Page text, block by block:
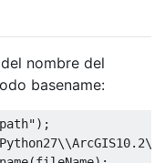
nombre del
basename:
);